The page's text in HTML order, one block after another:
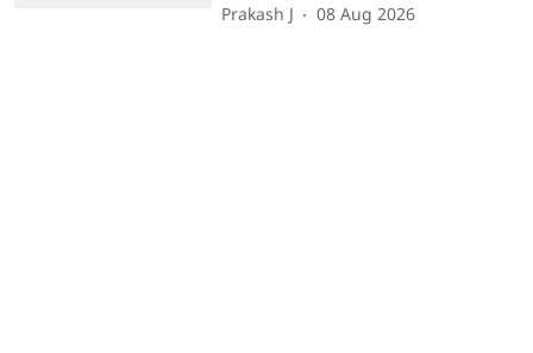
Prakash J 08 Aug 2026